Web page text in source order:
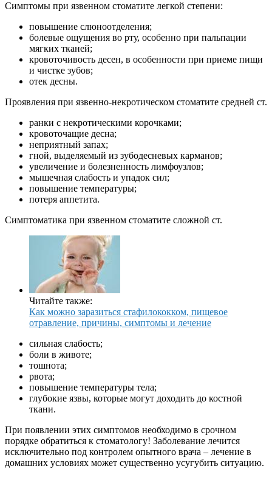
Симптомы при язвенном стоматите легкой степени:
повышение слюноотделения;
болевые ощущения во рту, особенно при пальпации
мягких тканей;
кровоточивость десен, в особенности при приеме пищи
и чистке зубов;
отек десны.
Проявления при язвенно-некротическом стоматите средней ст.
ранки с некротическими корочками;
кровоточащие десна;
неприятный запах;
гной, выделяемый из зубодесневых карманов;
увеличение и болезненность лимфоузлов;
мышечная слабость и упадок сил;
повышение температуры;
потеря аппетита.
Симптоматика при язвенном стоматите сложной ст.
Читайте также:
Как можно заразиться стафилококком, пищевое
отравление, причины, симптомы и лечение
сильная слабость;
боли в животе;
тошнота;
рвота;
повышение температуры тела;
глубокие язвы, которые могут доходить до костной
ткани.
При появлении этих симптомов необходимо в срочном
порядке обратиться к стоматологу! Заболевание лечится
исключительно под контролем опытного врача – лечение в
домашних условиях может существенно усугубить ситуацию.